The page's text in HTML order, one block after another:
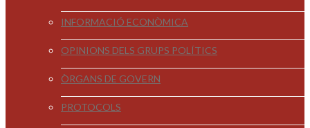
INFORMACIÓ ECONÒMICA
OPINIONS DELS GRUPS POLÍTICS
ÒRGANS DE GOVERN
PROTOCOLS